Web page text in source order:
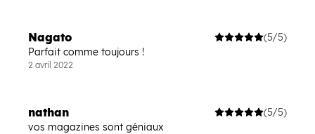
Nagato
(5/5)
Parfait comme toujours !
2 avril 2022
nathan
(5/5)
vos magazines sont géniaux